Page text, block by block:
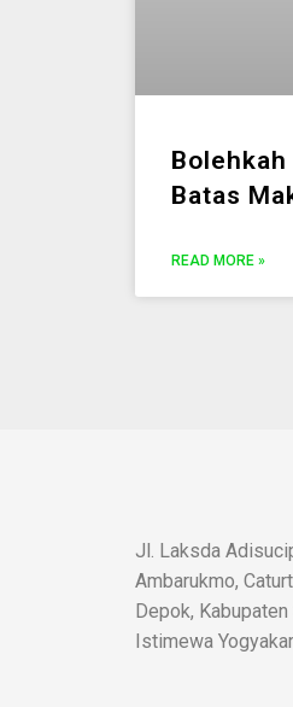
Batas
READ MORE »
Jl. Laksda
Ambarukmo,
Depok, Kabupaten
Istimewa